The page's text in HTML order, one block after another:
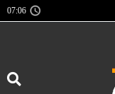
07:06